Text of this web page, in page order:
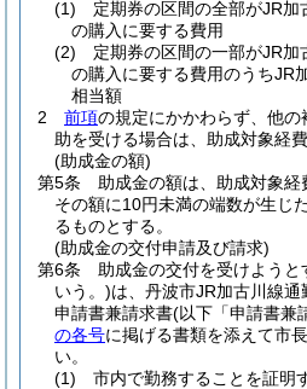
(1)
定期券の区間の全部がJR
の購入に要する費用
(2)
定期券の区間の一部がJR
の購入に要する費用のうちJR
相当額
2
前項の規定にかかわらず、他
助を受ける場合は、助成対象経費
(助成金の額)
第5条
助成金の額は、助成対象経
その額に10円未満の端数が生じ
るものとする。
(助成金の交付申請及び請求)
第6条
助成金の交付を受けようと
いう。)は、丹波市JR加古川線
申請書兼請求書(以下「申請書兼
の各号に掲げる書類を添えて市
い。
(1)
市内で勤務することを証明